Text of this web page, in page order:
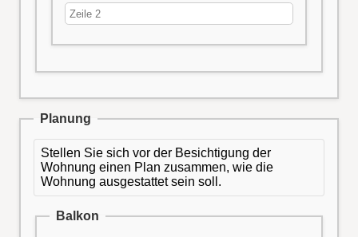
Planung
Stellen Sie sich vor der Besichtigung der
Wohnung einen Plan zusammen, wie die
Wohnung ausgestattet sein soll.
Balkon